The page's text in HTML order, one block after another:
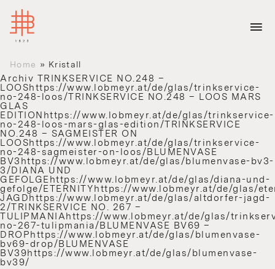
Home » Kristall
Archiv TRINKSERVICE NO.248 –
LOOShttps://www.lobmeyr.at/de/glas/trinkservice-
no-248-loos/TRINKSERVICE NO.248 – LOOS MARS
GLAS
EDITIONhttps://www.lobmeyr.at/de/glas/trinkservice-
no-248-loos-mars-glas-edition/TRINKSERVICE
NO.248 – SAGMEISTER ON
LOOShttps://www.lobmeyr.at/de/glas/trinkservice-
no-248-sagmeister-on-loos/BLUMENVASE
BV3https://www.lobmeyr.at/de/glas/blumenvase-bv3-
3/DIANA UND
GEFOLGEhttps://www.lobmeyr.at/de/glas/diana-und-
gefolge/ETERNITYhttps://www.lobmeyr.at/de/glas/
JAGDhttps://www.lobmeyr.at/de/glas/altdorfer-jagd-
2/TRINKSERVICE NO. 267 –
TULIPMANIAhttps://www.lobmeyr.at/de/glas/
no-267-tulipmania/BLUMENVASE BV69 –
DROPhttps://www.lobmeyr.at/de/glas/blumenvase-
bv69-drop/BLUMENVASE
BV39https://www.lobmeyr.at/de/glas/blumenvase-
bv39/